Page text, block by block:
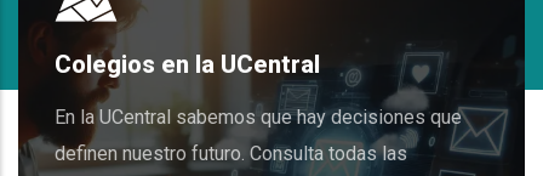
Colegios en la UCentral
En la UCentral sabemos que hay decisiones que
definen nuestro futuro. Consulta todas las